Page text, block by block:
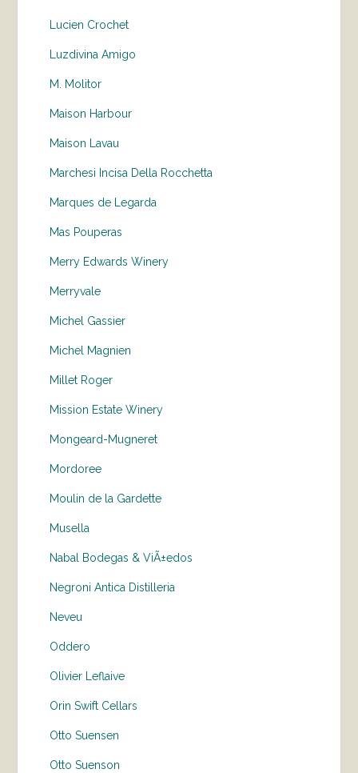
Lucien Crochet
Luzdivina Amigo
M. Molitor
Maison Harbour
Maison Lavau
Marchesi Incisa Della Rocchetta
Marques de Legarda
Mas Pouperas
Merry Edwards Winery
Merryvale
Michel Gassier
Michel Magnien
Millet Roger
Mission Estate Winery
Mongeard-Mugneret
Mordoree
Moulin de la Gardette
Musella
Nabal Bodegas & ViÃ±edos
Negroni Antica Distilleria
Neveu
Oddero
Olivier Leflaive
Orin Swift Cellars
Otto Suensen
Otto Suenson